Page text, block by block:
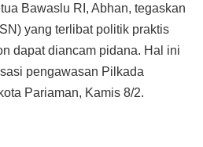
Bawaslu RI, Abhan, tegaskan
yang terlibat politik praktis
dapat diancam pidana. Hal ini
pengawasan Pilkada
Pariaman, Kamis 8/2.